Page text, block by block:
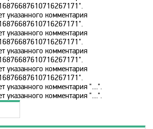
указанного комментария
указанного комментария
указанного комментария
указанного комментария
указанного комментария "....".
указанного комментария "....".